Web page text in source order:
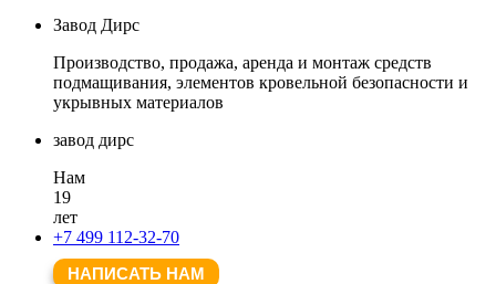
Завод Дирс
Производство, продажа, аренда и монтаж средств
подмащивания, элементов кровельной безопасности и
укрывных материалов
завод дирс
Нам
19
лет
+7 499 112-32-70
НАПИСАТЬ НАМ